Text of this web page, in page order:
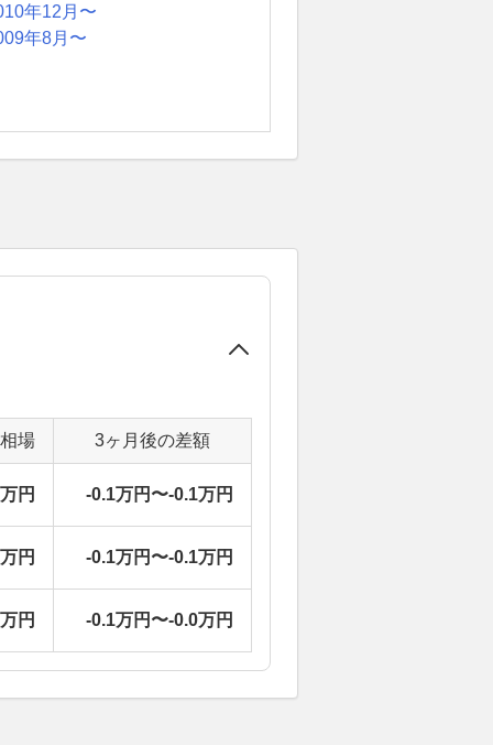
年12月〜
年8月〜
場 3ヶ月後の差額
円 -0.1万円〜-0.1万円
円 -0.1万円〜-0.1万円
円 -0.1万円〜-0.0万円